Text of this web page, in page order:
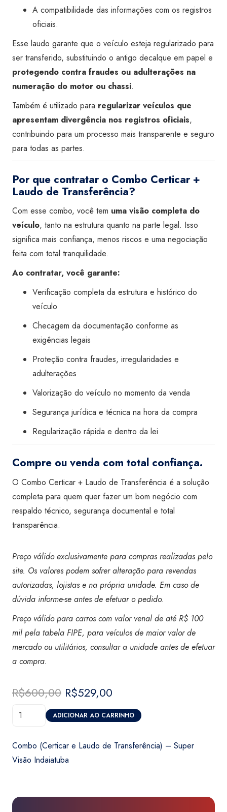
A compatibilidade das informações com os registros
oficiais.
Esse laudo garante que o veículo esteja regularizado para
ser transferido, substituindo o antigo decalque em papel e
protegendo contra fraudes ou adulterações na
numeração do motor ou chassi.
Também é utilizado para regularizar veículos que
apresentam divergência nos registros oficiais,
contribuindo para um processo mais transparente e seguro
para todas as partes.
Por que contratar o Combo Certicar +
Laudo de Transferência?
Com esse combo, você tem uma visão completa do
veículo, tanto na estrutura quanto na parte legal. Isso
significa mais confiança, menos riscos e uma negociação
feita com total tranquilidade.
Ao contratar, você garante:
Verificação completa da estrutura e histórico do
veículo
Checagem da documentação conforme as
exigências legais
Proteção contra fraudes, irregularidades e
adulterações
Valorização do veículo no momento da venda
Segurança jurídica e técnica na hora da compra
Regularização rápida e dentro da lei
Compre ou venda com total confiança.
O Combo Certicar + Laudo de Transferência é a solução
completa para quem quer fazer um bom negócio com
respaldo técnico, segurança documental e total
transparência.
Preço válido exclusivamente para compras realizadas pelo
site. Os valores podem sofrer alteração para revendas
autorizadas, lojistas e na própria unidade. Em caso de
dúvida informe-se antes de efetuar o pedido.
Preço válido para carros com valor venal de até R$ 100
mil pela tabela FIPE, para veículos de maior valor de
mercado ou utilitários, consultar a unidade antes de efetuar
a compra.
R$600,00 O
preço
original
R$600,00.
R$529,00
preço
atual
R$529,00.
Combo
e
Laudo
-
ADICIONAR AO CARRINHO
Combo (Certicar e Laudo de Transferência) – Super
Visão Indaiatuba